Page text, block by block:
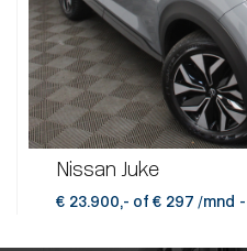
Nissan Juke
€ 23.900,- of € 297 /mnd -